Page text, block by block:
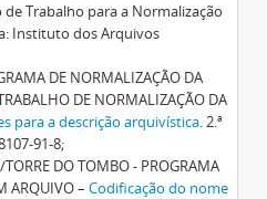
Trabalho para a Normalização
Instituto dos Arquivos
DE NORMALIZAÇÃO DA
DE NORMALIZAÇÃO DA
para a descrição arquivística. 2.ª
91-8;
DO TOMBO - PROGRAMA
ARQUIVO –Codificação do nome